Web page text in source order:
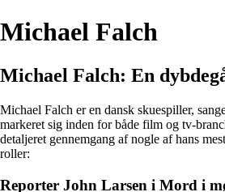
Michael Falch
Michael Falch: En
Michael Falch er en dansk skuespiller,
markeret sig inden for både film og tv-
detaljeret gennemgang af nogle af hans
roller:
Reporter John Larsen i Mord i